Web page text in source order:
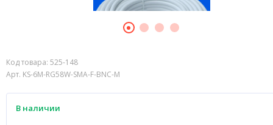
Код товара: 525-148
Арт. KS-6M-RG58W-SMA-F-BNC-M
В наличии